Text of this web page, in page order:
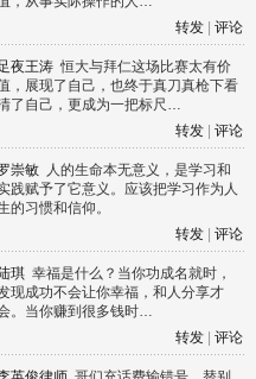
转发
评论
夜王涛 恒大与拜仁这场比赛太有价
，展现了自己，也终于真刀真枪下看
了自己，更成为一把标尺…
转发
评论
崇敏 人的生命本无意义，是学习和
践赋予了它意义。应该把学习作为人
的习惯和信仰。
转发
评论
琪 幸福是什么？当你功成名就时，
现成功不会让你幸福，和人分享才
。当你赚到很多钱时…
转发
评论